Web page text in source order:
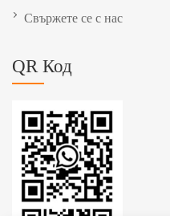
Свържете се с нас
QR Код